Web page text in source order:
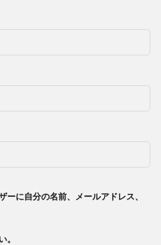
に自分の名前、メールアドレス、
。